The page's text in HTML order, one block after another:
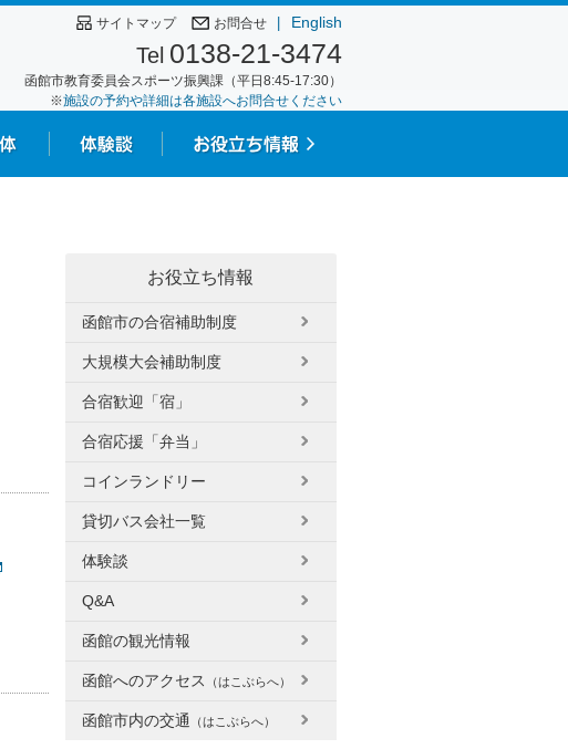
サイトマップ お問合せ English
Tel 0138-21-3474
函館市教育委員会スポーツ振興課（平日8:45-17:30）
※施設の予約や詳細は各施設へお問合せください
お役立ち情報
函館市の合宿補助制度
大規模大会補助制度
合宿歓迎「宿」
合宿応援「弁当」
コインランドリー
貸切バス会社一覧
体験談
Q&A
函館の観光情報
函館へのアクセス （はこぶらへ）
函館市内の交通 （はこぶらへ）